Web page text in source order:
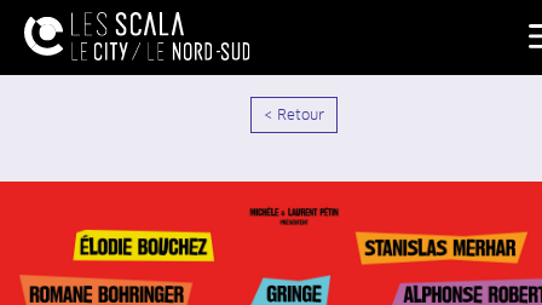
< Retour